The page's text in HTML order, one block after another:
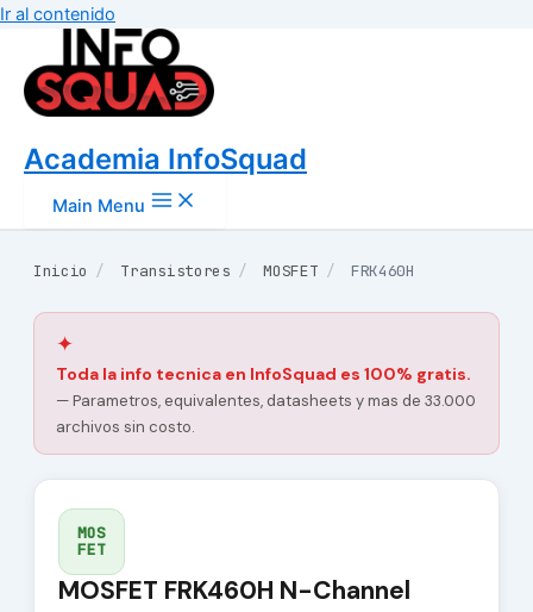
Ir al contenido
Academia InfoSquad
Main Menu
Inicio / Transistores / MOSFET / FRK460H
✦
Toda la info tecnica en InfoSquad es 100% gratis.
— Parametros, equivalentes, datasheets y mas de 33.000
archivos sin costo.
MOS
FET
MOSFET FRK460H N-Channel